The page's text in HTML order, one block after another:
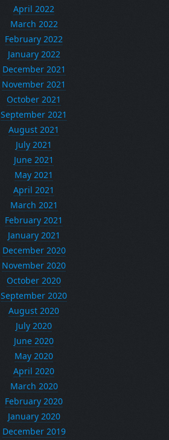
April 2022
March 2022
February 2022
January 2022
December 2021
November 2021
October 2021
September 2021
August 2021
July 2021
June 2021
May 2021
April 2021
March 2021
February 2021
January 2021
December 2020
November 2020
October 2020
September 2020
August 2020
July 2020
June 2020
May 2020
April 2020
March 2020
February 2020
January 2020
December 2019